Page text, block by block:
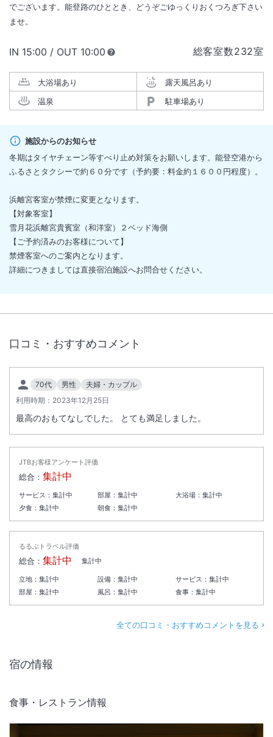
でございます。能登路のひととき、どうぞごゆっくりおくつろぎ下さい
ませ。
総客室数232室
IN チェックイン
15:00 / OUT チェックアウト
10:00
大浴場あり
露天風呂あり
温泉
駐車場あり
施設からのお知らせ
冬期はタイヤチェーン等すべり止め対策をお願いします。能登空港から
ふるさとタクシーで約６０分です（予約要：料金約１６００円程度）。
浜離宮客室が禁煙に変更となります。
【対象客室】
雪月花浜離宮貴賓室（和洋室）２ベッド海側
【ご予約済みのお客様について】
禁煙客室へのご案内となります。
詳細につきましては直接宿泊施設へお問合せください。
口コミ・おすすめコメント
70代 男性
夫婦・カップル
利用時期： 2023年12月25日
最高のおもてなしでした。 とても満足しました。
JTBお客様アンケート評価
総合： 集計中
サービス： 集計中 部屋： 集計中 大浴場：集計中
夕食： 集計中 朝食： 集計中
るるぶトラベル評価
総合： 集計中 集計中
立地： 集計中 設備： 集計中 サービス：集計中
部屋： 集計中 風呂： 集計中 食事：集計中
全ての口コミ・おすすめコメントを見る
宿の情報
食事・レストラン情報